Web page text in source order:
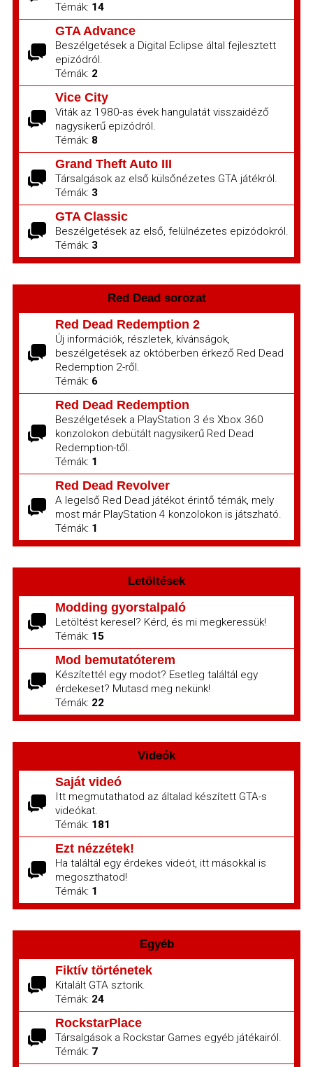
Témák: 14
GTA Advance
Beszélgetések a Digital Eclipse által fejlesztett
epizódról.
Témák: 2
Vice City
Viták az 1980-as évek hangulatát visszaidéző
nagysikerű epizódról.
Témák: 8
Grand Theft Auto III
Társalgások az első külsőnézetes GTA játékról.
Témák: 3
GTA Classic
Beszélgetések az első, felülnézetes epizódokról.
Témák: 3
Red Dead sorozat
Red Dead Redemption 2
Új információk, részletek, kívánságok,
beszélgetések az októberben érkező Red Dead
Redemption 2-ről.
Témák: 6
Red Dead Redemption
Beszélgetések a PlayStation 3 és Xbox 360
konzolokon debütált nagysikerű Red Dead
Redemption-től.
Témák: 1
Red Dead Revolver
A legelső Red Dead játékot érintő témák, mely
most már PlayStation 4 konzolokon is játszható.
Témák: 1
Letöltések
Modding gyorstalpaló
Letöltést keresel? Kérd, és mi megkeressük!
Témák: 15
Mod bemutatóterem
Készítettél egy modot? Esetleg találtál egy
érdekeset? Mutasd meg nekünk!
Témák: 22
Videók
Saját videó
Itt megmutathatod az általad készített GTA-s
videókat.
Témák: 181
Ezt nézzétek!
Ha találtál egy érdekes videót, itt másokkal is
megoszthatod!
Témák: 1
Egyéb
Fiktív történetek
Kitalált GTA sztorik.
Témák: 24
RockstarPlace
Társalgások a Rockstar Games egyéb játékairól.
Témák: 7